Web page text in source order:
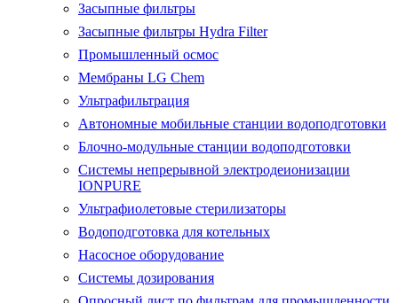
Засыпные фильтры
Засыпные фильтры Hydra Filter
Промышленный осмос
Мембраны LG Chem
Ультрафильтрация
Автономные мобильные станции водоподготовки
Блочно-модульные станции водоподготовки
Системы непрерывной электродеионизации
IONPURE
Ультрафиолетовые стерилизаторы
Водоподготовка для котельных
Насосное оборудование
Системы дозирования